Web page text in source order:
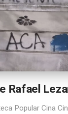
Rafael
Popular Cina